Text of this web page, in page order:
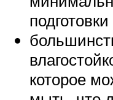
которое